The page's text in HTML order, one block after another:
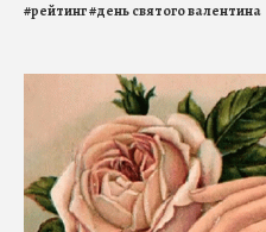
#рейтинг#день святого валентина